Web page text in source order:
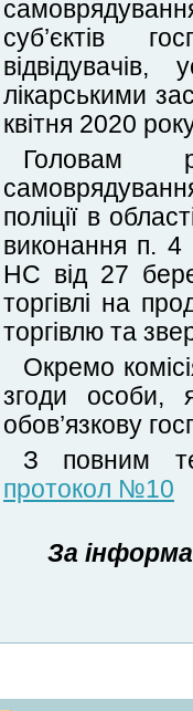
суб’єктів
лікарськими
квітня 2020
Головам
поліції в
виконання п. 4
НС від 27
торгівлі на
торгівлю та
Окремо
згоди особи,
обов’язкову
З повним
протокол №10
За